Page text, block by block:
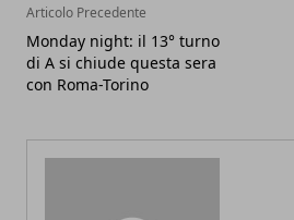
Articolo Precedente
Monday night: il 13° turno
di A si chiude questa sera
con Roma-Torino